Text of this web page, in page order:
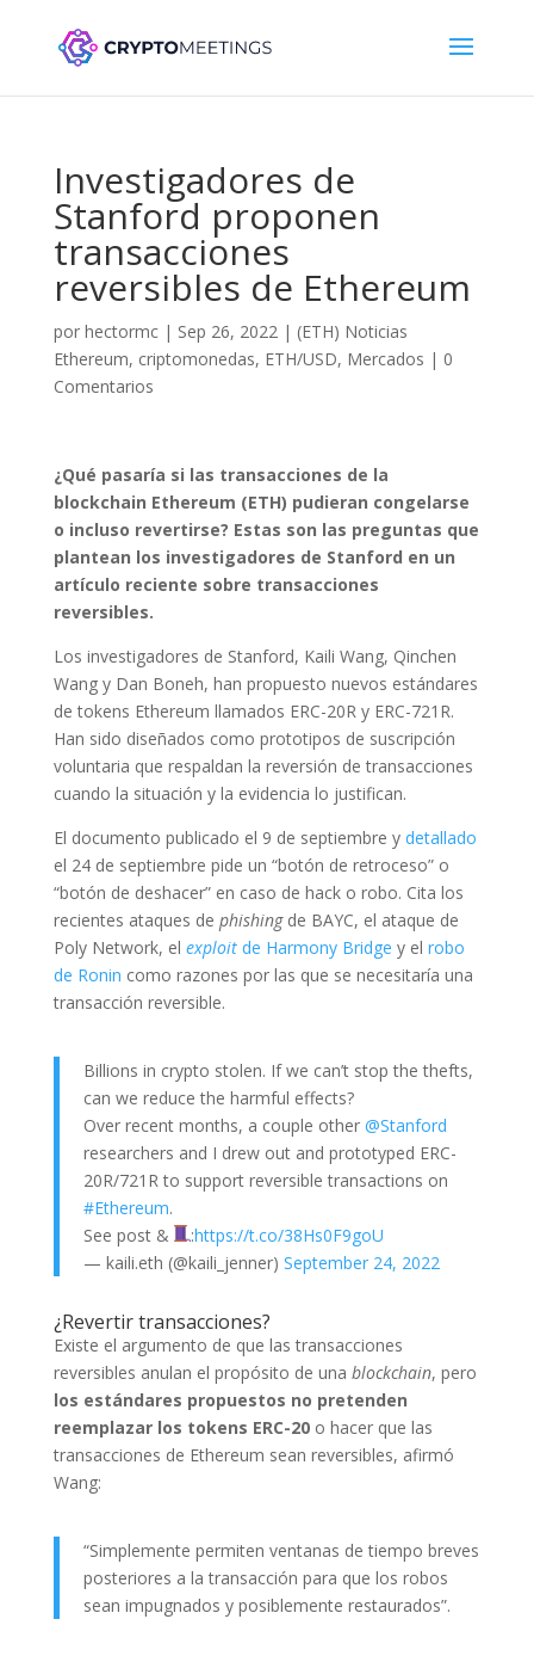
Investigadores de
Stanford proponen
transacciones
reversibles de Ethereum
por hectormc| Sep 26, 2022| (ETH) Noticias
Ethereum, criptomonedas, ETH/USD, Mercados | 0
Comentarios
¿Qué pasaría si las transacciones de la
blockchain Ethereum (ETH) pudieran congelarse
o incluso revertirse? Estas son las preguntas que
plantean los investigadores de Stanford en un
artículo reciente sobre transacciones
reversibles.
Los investigadores de Stanford, Kaili Wang, Qinchen
Wang y Dan Boneh, han propuesto nuevos estándares
de tokens Ethereum llamados ERC-20R y ERC-721R.
Han sido diseñados como prototipos de suscripción
voluntaria que respaldan la reversión de transacciones
cuando la situación y la evidencia lo justifican.
El documento publicado el 9 de septiembre y detallado
el 24 de septiembre pide un “botón de retroceso” o
“botón de deshacer” en caso de hack o robo. Cita los
recientes ataques de phishingde BAYC, el ataque de
Poly Network, el exploitde Harmony Bridge y el robo
de Ronin como razones por las que se necesitaría una
transacción reversible.
Billions in crypto stolen. If we can’t stop the thefts,
can we reduce the harmful effects?
Over recent months, a couple other @Stanford
researchers and I drew out and prototyped ERC-
20R/721R to support reversible transactions on
#Ethereum.
See post &
:https://t.co/38Hs0F9goU
— kaili.eth (@kaili_jenner) September 24, 2022
¿Revertir transacciones?
Existe el argumento de que las transacciones
reversibles anulan el propósito de una blockchain, pero
los estándares propuestos no pretenden
reemplazar los tokens ERC-20o hacer que las
transacciones de Ethereum sean reversibles, afirmó
Wang:
“Simplemente permiten ventanas de tiempo breves
posteriores a la transacción para que los robos
sean impugnados y posiblemente restaurados”.